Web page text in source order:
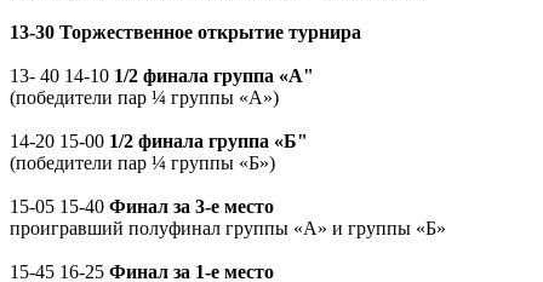
13-30 Торжественное открытие турнира
13- 40 14-10 1/2 финала группа «А"
(победители пар ¼ группы «А»)
14-20 15-00 1/2 финала группа «Б"
(победители пар ¼ группы «Б»)
15-05 15-40 Финал за 3-е место
проигравший полуфинал группы «А» и группы «Б»
15-45 16-25 Финал за 1-е место